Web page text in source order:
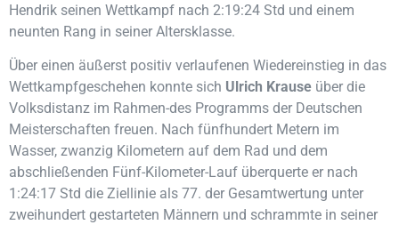
Hendrik seinen Wettkampf nach 2:19:24 Std und einem
neunten Rang in seiner Altersklasse.
Über einen äußerst positiv verlaufenen Wiedereinstieg in das
Wettkampfgeschehen konnte sich Ulrich Krause über die
Volksdistanz im Rahmen-des Programms der Deutschen
Meisterschaften freuen. Nach fünfhundert Metern im
Wasser, zwanzig Kilometern auf dem Rad und dem
abschließenden Fünf-Kilometer-Lauf überquerte er nach
1:24:17 Std die Ziellinie als 77. der Gesamtwertung unter
zweihundert gestarteten Männern und schrammte in seiner